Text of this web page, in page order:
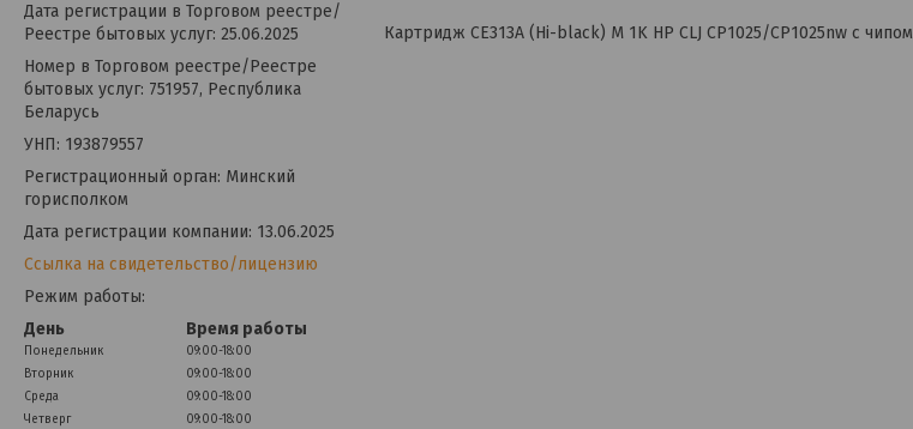
Картридж CE313A (Hi-black) M 1K HP CLJ CP1025/CP1025nw с чипом
Дата регистрации в Торговом реестре/
Реестре бытовых услуг: 25.06.2025
Номер в Торговом реестре/Реестре
бытовых услуг: 751957, Республика
Беларусь
УНП: 193879557
Регистрационный орган: Минский
горисполком
Дата регистрации компании: 13.06.2025
Ссылка на свидетельство/лицензию
Режим работы:
День
Время работы
Понедельник
09:00-18:00
Вторник
09:00-18:00
Среда
09:00-18:00
Четверг
09:00-18:00